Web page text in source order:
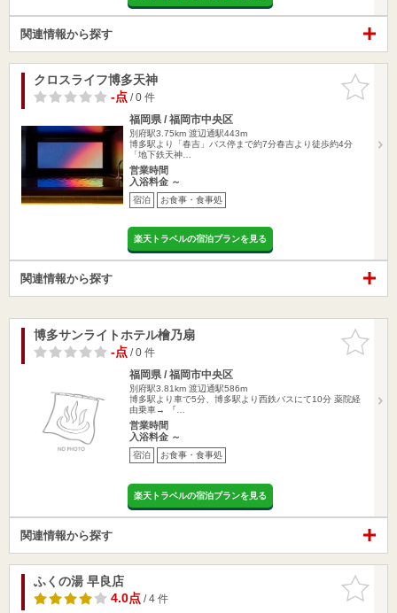
関連情報から探す
お気に入
りに追加
クロスライフ博多天神
-点/ 0 件
福岡県 / 福岡市中央区
別府駅3.75km 渡辺通駅443m
博多駅より「春吉」バス停まで約7分春吉より徒歩約4分
「地下鉄天神…
営業時間
入浴料金 ～
宿泊 お食事・食事処
楽天トラベルの宿泊プランを見る
関連情報から探す
お気に入
りに追加
博多サンライトホテル檜乃扇
-点/ 0 件
福岡県 / 福岡市中央区
別府駅3.81km 渡辺通駅586m
博多駅より車で5分、博多駅より西鉄バスにて10分 薬院経
由乗車→ 『…
営業時間
入浴料金 ～
宿泊 お食事・食事処
楽天トラベルの宿泊プランを見る
関連情報から探す
お気に入
りに追加
ふくの湯 早良店
4.0点/ 4 件